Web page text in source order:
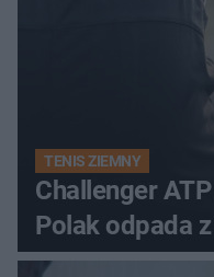
TENIS ZIEMNY
Challenger
Polak odpada